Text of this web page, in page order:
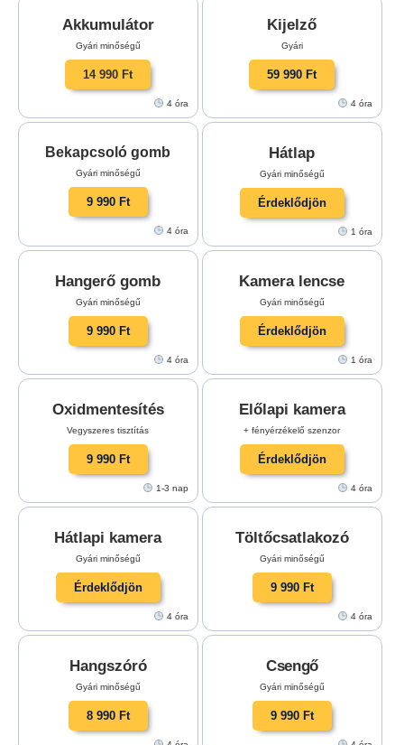
Akkumulátor
Gyári minőségű
14 990 Ft
4 óra
Kijelző
Gyári
59 990 Ft
4 óra
Bekapcsoló gomb
Gyári minőségű
9 990 Ft
4 óra
Hátlap
Gyári minőségű
Érdeklődjön
1 óra
Hangerő gomb
Gyári minőségű
9 990 Ft
4 óra
Kamera lencse
Gyári minőségű
Érdeklődjön
1 óra
Oxidmentesítés
Vegyszeres tisztítás
9 990 Ft
1-3 nap
Előlapi kamera
+ fényérzékelő szenzor
Érdeklődjön
4 óra
Hátlapi kamera
Gyári minőségű
Érdeklődjön
4 óra
Töltőcsatlakozó
Gyári minőségű
9 990 Ft
4 óra
Hangszóró
Gyári minőségű
8 990 Ft
Csengő
Gyári minőségű
9 990 Ft